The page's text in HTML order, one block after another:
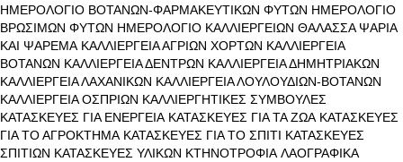
ΗΜΕΡΟΛΟΓΙΟ ΒΟΤΑΝΩΝ-ΦΑΡΜΑΚΕΥΤΙΚΩΝ ΦΥΤΩΝ ΗΜΕΡΟΛΟΓΙΟ
ΒΡΩΣΙΜΩΝ ΦΥΤΩΝ ΗΜΕΡΟΛΟΓΙΟ ΚΑΛΛΙΕΡΓΕΙΩΝ ΘΑΛΑΣΣΑ ΨΑΡΙΑ
ΚΑΙ ΨΑΡΕΜΑ ΚΑΛΛΙΕΡΓΕΙΑ ΑΓΡΙΩΝ ΧΟΡΤΩΝ ΚΑΛΛΙΕΡΓΕΙΑ
ΒΟΤΑΝΩΝ ΚΑΛΛΙΕΡΓΕΙΑ ΔΕΝΤΡΩΝ ΚΑΛΛΙΕΡΓΕΙΑ ΔΗΜΗΤΡΙΑΚΩΝ
ΚΑΛΛΙΕΡΓΕΙΑ ΛΑΧΑΝΙΚΩΝ ΚΑΛΛΙΕΡΓΕΙΑ ΛΟΥΛΟΥΔΙΩΝ-ΒΟΤΑΝΩΝ
ΚΑΛΛΙΕΡΓΕΙΑ ΟΣΠΡΙΩΝ ΚΑΛΛΙΕΡΓΗΤΙΚΕΣ ΣΥΜΒΟΥΛΕΣ
ΚΑΤΑΣΚΕΥΕΣ ΓΙΑ ΕΝΕΡΓΕΙΑ ΚΑΤΑΣΚΕΥΕΣ ΓΙΑ ΤΑ ΖΩΑ ΚΑΤΑΣΚΕΥΕΣ
ΓΙΑ ΤΟ ΑΓΡΟΚΤΗΜΑ ΚΑΤΑΣΚΕΥΕΣ ΓΙΑ ΤΟ ΣΠΙΤΙ ΚΑΤΑΣΚΕΥΕΣ
ΣΠΙΤΙΩΝ ΚΑΤΑΣΚΕΥΕΣ ΥΛΙΚΩΝ ΚΤΗΝΟΤΡΟΦΙΑ ΛΑΟΓΡΑΦΙΚΑ